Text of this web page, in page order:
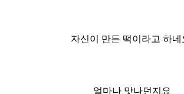
자신이 만든 떡이라고 하네
얼마나 맛나던지요